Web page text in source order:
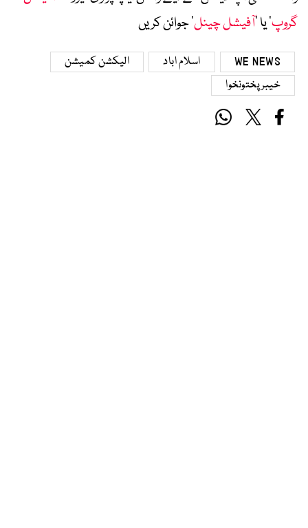
گروپ‘ یا ’آفیشل چینل‘ جوائن کریں
WE NEWS اسلام اباد
الیکشن کمیشن
خیبرپختونخوا